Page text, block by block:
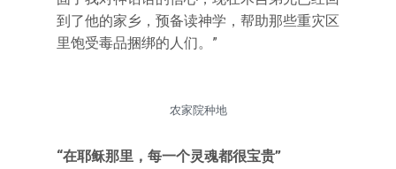
到了他的家乡，预备读神学，帮助那些重灾区
里饱受毒品捆绑的人们。”
农家院种地
“在耶稣那里，每一个灵魂都很宝贵”